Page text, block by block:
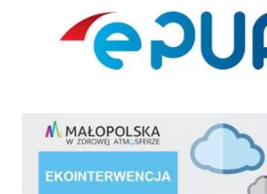
ekointerwencja